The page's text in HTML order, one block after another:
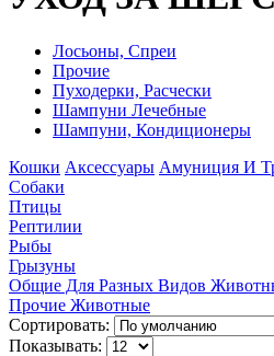
Лосьоны, Спреи
Прочие
Пуходерки, Расчески
Шампуни Лечебные
Шампуни, Кондиционеры
Кошки Аксессуары Амуниция И
Собаки
Птицы
Рептилии
Рыбы
Грызуны
Общие Для Разных Видов
Прочие Животные
Сортировать:
Показывать: